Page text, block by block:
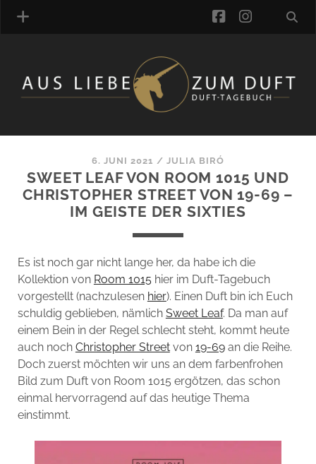
MANUFAKTUREN
DUFTNOTEN
KOMMENTARE
KATEGORIEN
ARTIKEL-ARCHIV
ONLINE-SHOP
DAS ALZD-TEAM
facebook
6. JUNI 2021 / JULIA BIRÓ
SWEET LEAF VON ROOM 1015 UND
CHRISTOPHER STREET VON 19-69 –
IM GEISTE DER SIXTIES
Es ist noch gar nicht lange her, da habe ich die
Kollektion von Room 1015hier im Duft-Tagebuch
vorgestellt (nachzulesen hier). Einen Duft bin ich Euch
schuldig geblieben, nämlich Sweet Leaf. Da man auf
einem Bein in der Regel schlecht steht, kommt heute
auch noch Christopher Streetvon 19-69an die Reihe.
Doch zuerst möchten wir uns an dem farbenfrohen
Bild zum Duft von Room 1015 ergötzen, das schon
einmal hervorragend auf das heutige Thema
einstimmt.